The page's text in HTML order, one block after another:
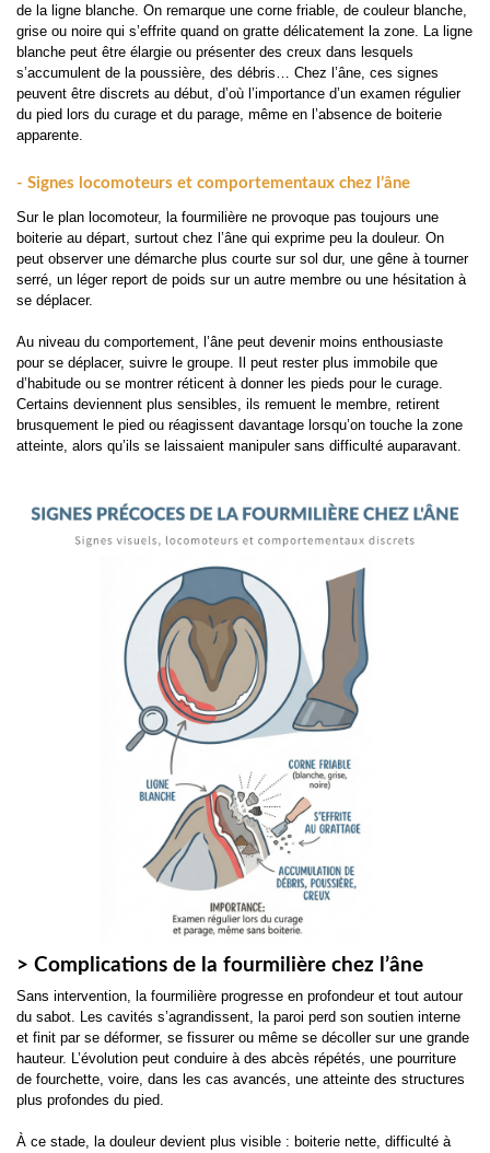
de la ligne blanche. On remarque une corne friable, de couleur blanche,
grise ou noire qui s’effrite quand on gratte délicatement la zone. La ligne
blanche peut être élargie ou présenter des creux dans lesquels
s’accumulent de la poussière, des débris… Chez l’âne, ces signes
peuvent être discrets au début, d’où l’importance d’un examen régulier
du pied lors du curage et du parage, même en l’absence de boiterie
apparente.
- Signes locomoteurs et comportementaux chez l’âne
Sur le plan locomoteur, la fourmilière ne provoque pas toujours une
boiterie au départ, surtout chez l’âne qui exprime peu la douleur. On
peut observer une démarche plus courte sur sol dur, une gêne à tourner
serré, un léger report de poids sur un autre membre ou une hésitation à
se déplacer.
Au niveau du comportement, l’âne peut devenir moins enthousiaste
pour se déplacer, suivre le groupe. Il peut rester plus immobile que
d’habitude ou se montrer réticent à donner les pieds pour le curage.
Certains deviennent plus sensibles, ils remuent le membre, retirent
brusquement le pied ou réagissent davantage lorsqu’on touche la zone
atteinte, alors qu’ils se laissaient manipuler sans difficulté auparavant.
> Complications de la fourmilière chez l’âne
Sans intervention, la fourmilière progresse en profondeur et tout autour
du sabot. Les cavités s’agrandissent, la paroi perd son soutien interne
et finit par se déformer, se fissurer ou même se décoller sur une grande
hauteur. L’évolution peut conduire à des abcès répétés, une pourriture
de fourchette, voire, dans les cas avancés, une atteinte des structures
plus profondes du pied.
À ce stade, la douleur devient plus visible : boiterie nette, difficulté à